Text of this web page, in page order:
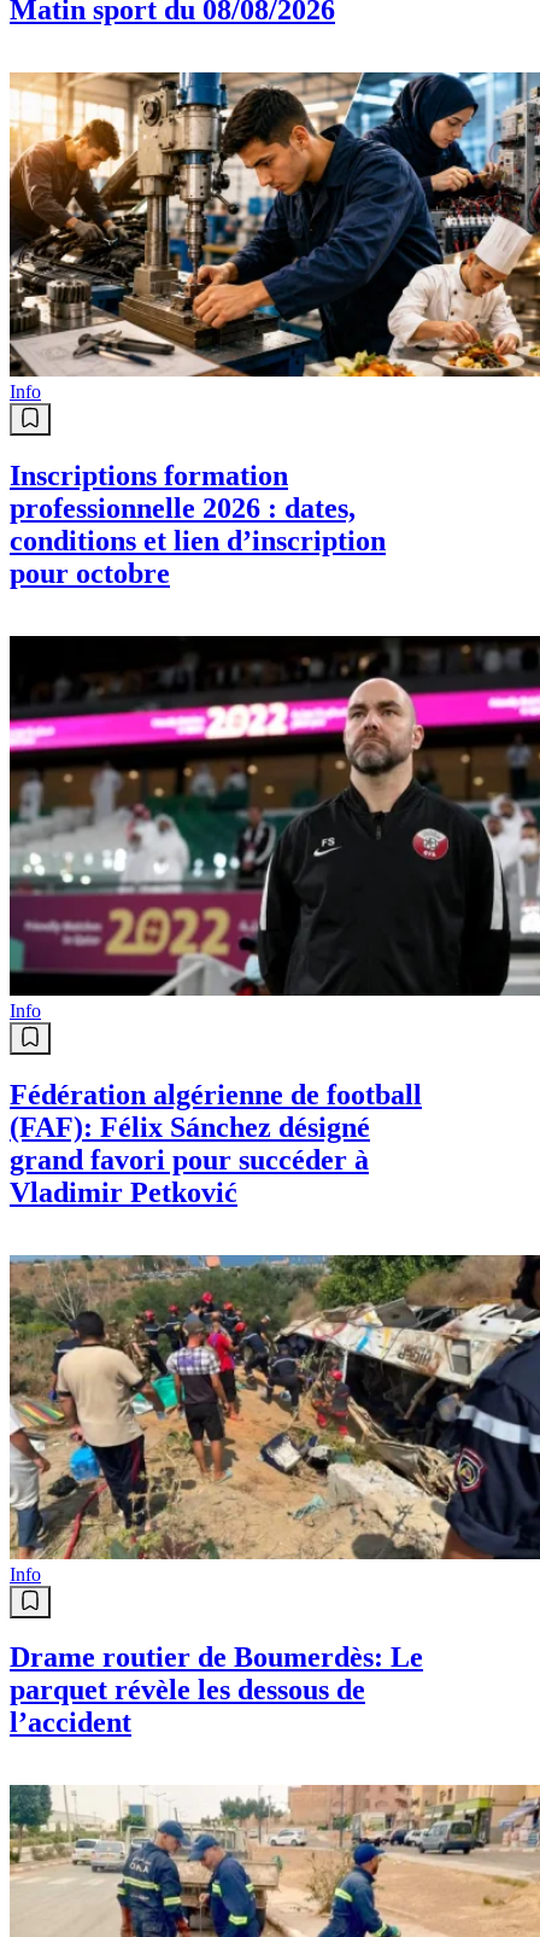
Matin sport du 08/08/2026
Info
Inscriptions formation
professionnelle 2026 : dates,
conditions et lien d’inscription
pour octobre
Info
Fédération algérienne de football
(FAF): Félix Sánchez désigné
grand favori pour succéder à
Vladimir Petković
Info
Drame routier de Boumerdès: Le
parquet révèle les dessous de
l’accident